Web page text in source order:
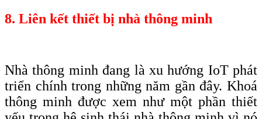
8. Liên kết thiết bị nhà thông minh
Nhà thông minh đang là xu hướng IoT phát
triển chính trong những năm gần đây. Khoá
thông minh được xem như một phần thiết